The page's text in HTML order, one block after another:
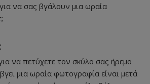
να σας βγάλουν μια ωραία
να πετύχετε τον σκύλο σας ήρεμο
μια ωραία φωτογραφία είναι μετά